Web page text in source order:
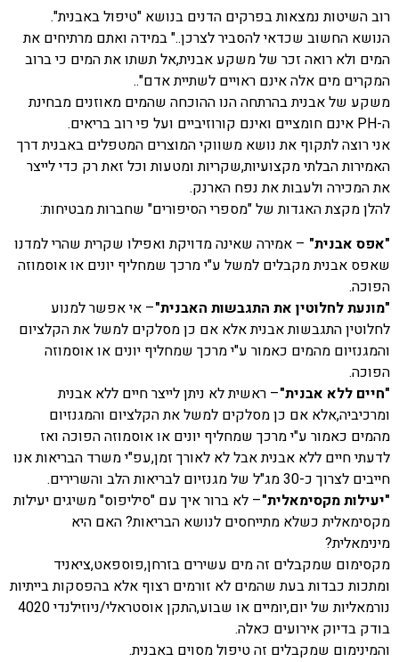
רוב השיטות נמצאות בפרקים הדנים בנושא "טיפול באבנית".
הנושא החשוב שכדאי להסביר לצרכן.." במידה ואתם מרתיחים את
המים ולא רואה זכר של משקע אבנית,אל תשתו את המים כי ברוב
המקרים מים אלה אינם ראויים לשתיית אדם"..
משקע של אבנית בהרתחה הנו ההוכחה שהמים מאוזנים מבחינת
ה-PH אינם חומציים ואינם קורוזיביים ועל פי רוב בריאים.
אני רוצה לתקוף את נושא משווקי המוצרים המטפלים באבנית דרך
האמירות הבלתי מקצועיות,שקריות ומטעות וכל זאת רק כדי לייצר
את המכירה ולעבות את נפח הארנק.
להלן מקצת האגדות של "מספרי הסיפורים" שחברות מבטיחות:
"אפס אבנית" – אמירה שאינה מדויקת ואפילו שקרית שהרי למדנו
שאפס אבנית מקבלים למשל ע"י מרכך שמחליף יונים או אוסמוזה
הפוכה.
"מונעת לחלוטין את התגבשות האבנית"– אי אפשר למנוע
לחלוטין התגבשות אבנית אלא אם כן מסלקים למשל את הקלציום
והמגנזיום מהמים כאמור ע"י מרכך שמחליף יונים או אוסמוזה
הפוכה.
"חיים ללא אבנית"– ראשית לא ניתן לייצר חיים ללא אבנית
ומרכיביה,אלא אם כן מסלקים למשל את הקלציום והמגנזיום
מהמים כאמור ע"י מרכך שמחליף יונים או אוסמוזה הפוכה ואז
לדעתי חיים ללא אבנית אבל לא לאורך זמן,עפ"י משרד הבריאות אנו
חייבים לצרוך כ-30 מג"ל של מגנזיום לבריאות הלב והשרירים.
"יעילות מקסימאלית"– לא ברור איך עם "סיליפוס" משיגים יעילות
מקסימאלית כשלא מתייחסים לנושא הבריאות? האם היא
מינימאלית?
מקסימום שמקבלים זה מים עשירים בזרחן,פוספאט,ציאניד
ומתכות כבדות בעת שהמים לא זורמים רצוף אלא בהפסקות בייתיות
נורמאליות של יום,יומיים או שבוע,התקן אוסטראלי/ניוזילנדי 4020
בודק בדיוק אירועים כאלה.
והמינימום שמקבלים זה טיפול מסוים באבנית.